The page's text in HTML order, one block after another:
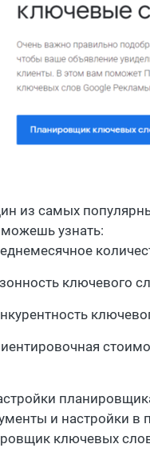
из самых
узнать:
ключевого
и настройки
ключевых